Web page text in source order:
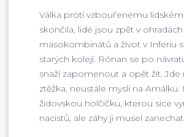
Válka proti vzbouřenému
skončila, lidé jsou zpět v ohradách
masokombinátů a život v Inferiu
starých kolejí. Rónan se po
snaží zapomenout a opět žít. Jde
ztěžka, neustále myslí na Amálku.
židovskou holčičku, kterou sice
nacistů, ale záhy ji musel zanechat